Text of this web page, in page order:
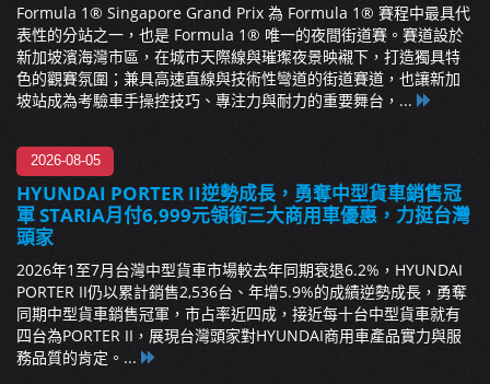
Formula 1® Singapore Grand Prix 為 Formula 1® 賽程中最具代
表性的分站之一，也是 Formula 1® 唯一的夜間街道賽。賽道設於
新加坡濱海灣市區，在城市天際線與璀璨夜景映襯下，打造獨具特
色的觀賽氛圍；兼具高速直線與技術性彎道的街道賽道，也讓新加
坡站成為考驗車手操控技巧、專注力與耐力的重要舞台，...
2026-08-05
HYUNDAI PORTER II逆勢成長，勇奪中型貨車銷售冠
軍 STARIA月付6,999元領銜三大商用車優惠，力挺台灣
頭家
2026年1至7月台灣中型貨車市場較去年同期衰退6.2%，HYUNDAI
PORTER II仍以累計銷售2,536台、年增5.9%的成績逆勢成長，勇奪
同期中型貨車銷售冠軍，市占率近四成，接近每十台中型貨車就有
四台為PORTER II，展現台灣頭家對HYUNDAI商用車產品實力與服
務品質的肯定。...